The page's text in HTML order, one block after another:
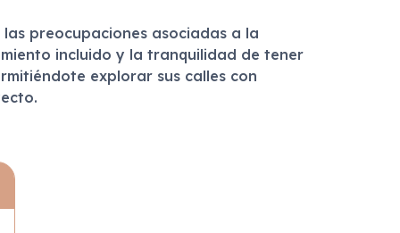
preocupaciones asociadas a la
incluido y la tranquilidad de tener
explorar sus calles con